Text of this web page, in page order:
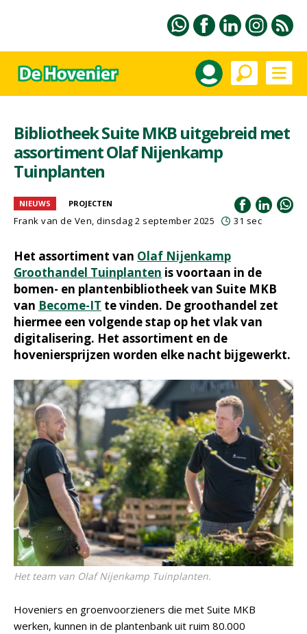
Bibliotheek Suite MKB uitgebreid met
assortiment Olaf Nijenkamp
Tuinplanten
NIEUWS PROJECTEN
Frank van de Ven, dinsdag 2 september 2025 31 sec
Het assortiment van Olaf Nijenkamp
Groothandel Tuinplanten is voortaan in de
bomen- en plantenbibliotheek van Suite MKB
van Become-IT te vinden. De groothandel zet
hiermee een volgende stap op het vlak van
digitalisering. Het assortiment en de
hoveniersprijzen worden elke nacht bijgewerkt.
Het team van Olaf Nijenkamp Tuinplanten.
Hoveniers en groenvoorzieners die met Suite MKB
werken, kunnen in de plantenbank uit ruim 80.000